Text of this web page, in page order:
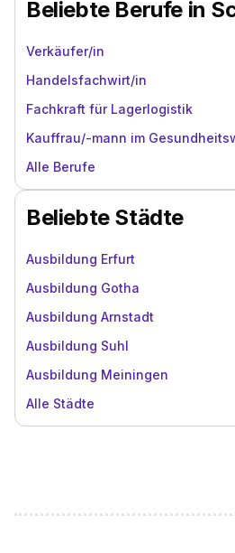
Beliebte Berufe in
Verkäufer/in
Handelsfachwirt/in
Fachkraft für Lagerlogistik
Kauffrau/-mann im
Alle Berufe
Beliebte Städte
Ausbildung Erfurt
Ausbildung Gotha
Ausbildung Arnstadt
Ausbildung Suhl
Ausbildung Meiningen
Alle Städte